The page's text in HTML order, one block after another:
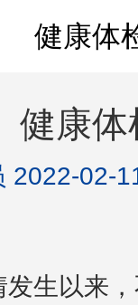
健康体
健康体
2022-02-
生以来